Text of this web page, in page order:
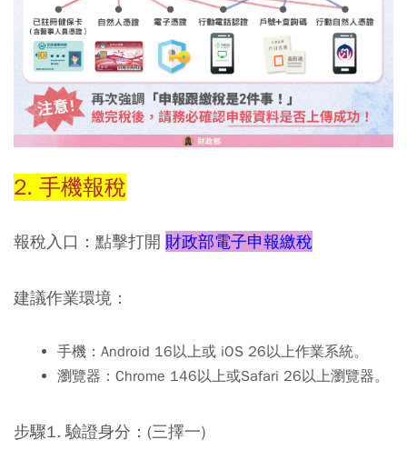
2. 手機報稅
報稅入口：點擊打開 財政部電子申報繳稅
建議作業環境：
手機：Android 16以上或 iOS 26以上作業系統。
瀏覽器：Chrome 146以上或Safari 26以上瀏覽器。
步驟1. 驗證身分 ：(三擇一)